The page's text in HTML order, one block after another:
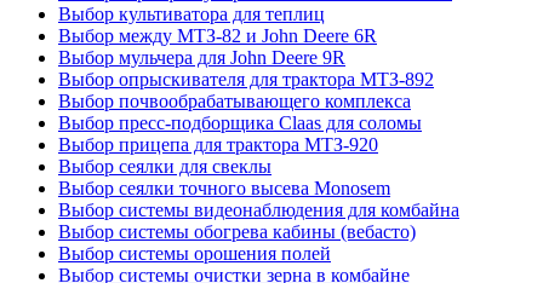
Выбор культиватора для теплиц
Выбор между МТЗ-82 и John Deere 6R
Выбор мульчера для John Deere 9R
Выбор опрыскивателя для трактора МТЗ-892
Выбор почвообрабатывающего комплекса
Выбор пресс-подборщика Claas для соломы
Выбор прицепа для трактора МТЗ-920
Выбор сеялки для свеклы
Выбор сеялки точного высева Monosem
Выбор системы видеонаблюдения для комбайна
Выбор системы обогрева кабины (вебасто)
Выбор системы орошения полей
Выбор системы очистки зерна в комбайне